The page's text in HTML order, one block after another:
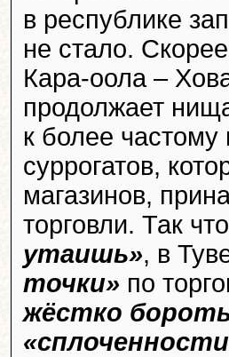
в республике
не стало.
Кара-оола –
продолжает
к более частому
суррогатов,
магазинов,
торговли. Так
утаишь», в
точки» по
жёстко